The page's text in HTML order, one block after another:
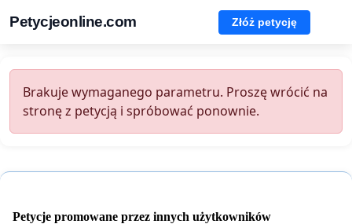
Petycjeonline.com Złóż petycję
Brakuje wymaganego parametru. Proszę wrócić na
stronę z petycją i spróbować ponownie.
Petycje promowane przez innych użytkowników